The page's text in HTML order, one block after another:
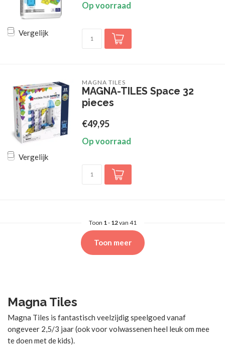
Vergelijk
Op voorraad
Vergelijk
MAGNA TILES
MAGNA-TILES Space 32
pieces
€49,95
Op voorraad
Toon 1- 12van 41
Toon meer
Magna Tiles
Magna Tiles is fantastisch veelzijdig speelgoed vanaf
ongeveer 2,5/3 jaar (ook voor volwassenen heel leuk om mee
te doen met de kids).